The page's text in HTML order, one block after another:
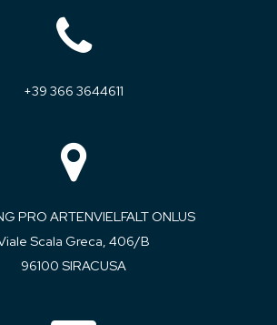
+39 366 3644611
PRO ARTENVIELFALT ONLUS
Scala Greca, 406/B
96100 SIRACUSA